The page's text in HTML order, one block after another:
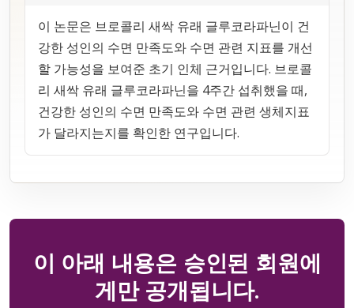
이 논문은 브로콜리 새싹 유래 글루코라파닌이 건
강한 성인의 수면 만족도와 수면 관련 지표를 개선
할 가능성을 보여준 초기 인체 근거입니다. 브로콜
리 새싹 유래 글루코라파닌을 4주간 섭취했을 때,
건강한 성인의 수면 만족도와 수면 관련 생체지표
가 달라지는지를 확인한 연구입니다.
이 아래 내용은 승인된 회원에
게만 공개됩니다.